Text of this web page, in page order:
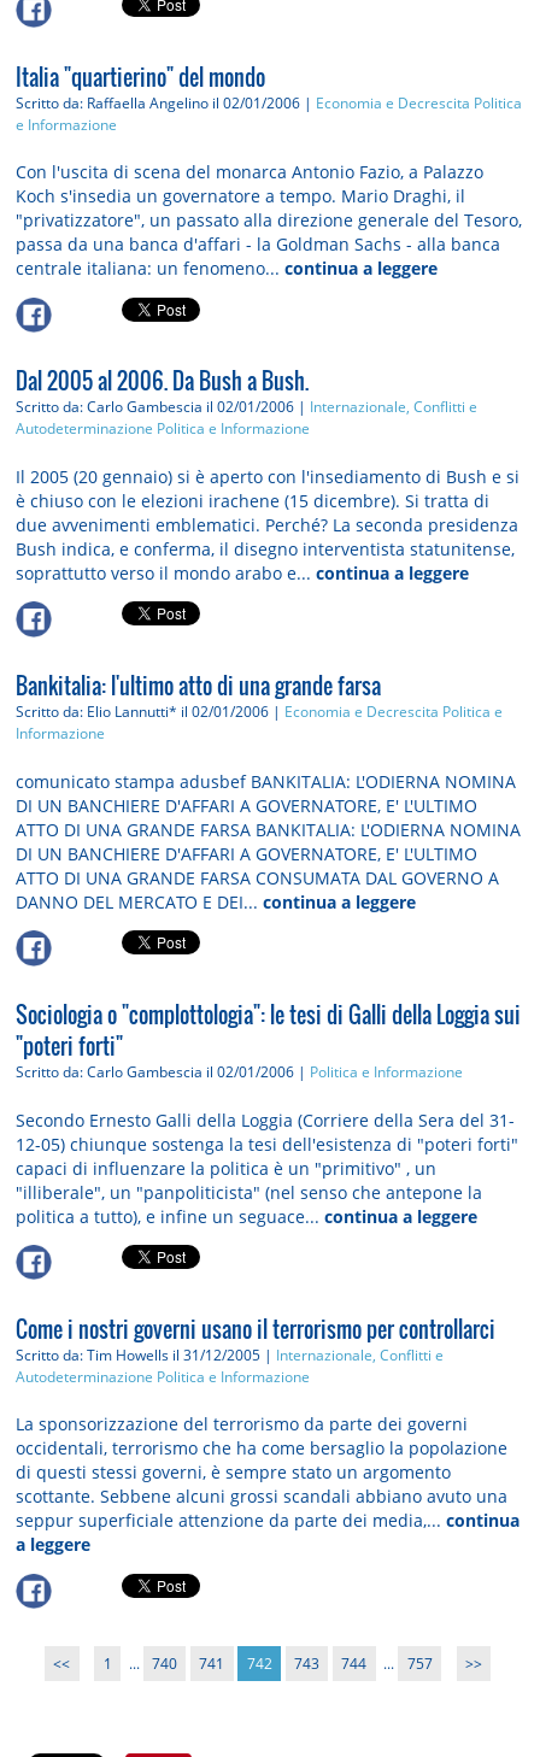
Italia "quartierino" del mondo
Scritto da: Raffaella Angelino il 02/01/2006 | Economia e Decrescita Politica
e Informazione
Con l'uscita di scena del monarca Antonio Fazio, a Palazzo
Koch s'insedia un governatore a tempo. Mario Draghi, il
"privatizzatore", un passato alla direzione generale del Tesoro,
passa da una banca d'affari - la Goldman Sachs - alla banca
centrale italiana: un fenomeno...continua a leggere
Dal 2005 al 2006. Da Bush a Bush.
Scritto da: Carlo Gambescia il 02/01/2006 | Internazionale, Conflitti e
Autodeterminazione Politica e Informazione
Il 2005 (20 gennaio) si è aperto con l'insediamento di Bush e si
è chiuso con le elezioni irachene (15 dicembre). Si tratta di
due avvenimenti emblematici. Perché? La seconda presidenza
Bush indica, e conferma, il disegno interventista statunitense,
soprattutto verso il mondo arabo e...continua a leggere
Bankitalia: l'ultimo atto di una grande farsa
Scritto da: Elio Lannutti* il 02/01/2006 | Economia e Decrescita Politica e
Informazione
comunicato stampa adusbef BANKITALIA: L'ODIERNA NOMINA
DI UN BANCHIERE D'AFFARI A GOVERNATORE, E' L'ULTIMO
ATTO DI UNA GRANDE FARSA BANKITALIA: L'ODIERNA NOMINA
DI UN BANCHIERE D'AFFARI A GOVERNATORE, E' L'ULTIMO
ATTO DI UNA GRANDE FARSA CONSUMATA DAL GOVERNO A
DANNO DEL MERCATO E DEI...continua a leggere
Sociologia o "complottologia": le tesi di Galli della Loggia sui
"poteri forti"
Scritto da: Carlo Gambescia il 02/01/2006 | Politica e Informazione
Secondo Ernesto Galli della Loggia (Corriere della Sera del 31-
12-05) chiunque sostenga la tesi dell'esistenza di "poteri forti"
capaci di influenzare la politica è un "primitivo" , un
"illiberale", un "panpoliticista" (nel senso che antepone la
politica a tutto), e infine un seguace...continua a leggere
Come i nostri governi usano il terrorismo per controllarci
Scritto da: Tim Howells il 31/12/2005 | Internazionale, Conflitti e
Autodeterminazione Politica e Informazione
La sponsorizzazione del terrorismo da parte dei governi
occidentali, terrorismo che ha come bersaglio la popolazione
di questi stessi governi, è sempre stato un argomento
scottante. Sebbene alcuni grossi scandali abbiano avuto una
seppur superficiale attenzione da parte dei media,...continua
a leggere
<< 1 ... 740 741 742 743 744 ... 757 >>